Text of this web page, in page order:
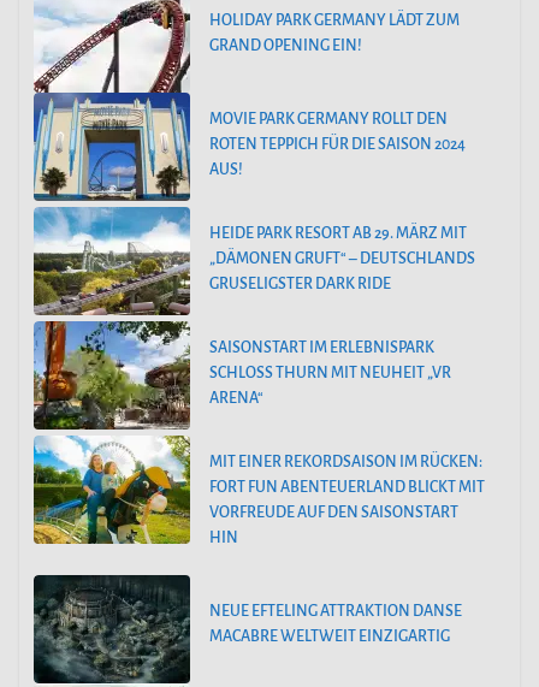
HOLIDAY PARK GERMANY LÄDT ZUM
GRAND OPENING EIN!
MOVIE PARK GERMANY ROLLT DEN
ROTEN TEPPICH FÜR DIE SAISON 2024
AUS!
HEIDE PARK RESORT AB 29. MÄRZ MIT
„DÄMONEN GRUFT“ – DEUTSCHLANDS
GRUSELIGSTER DARK RIDE
SAISONSTART IM ERLEBNISPARK
SCHLOSS THURN MIT NEUHEIT „VR
ARENA“
MIT EINER REKORDSAISON IM RÜCKEN:
FORT FUN ABENTEUERLAND BLICKT MIT
VORFREUDE AUF DEN SAISONSTART
HIN
NEUE EFTELING ATTRAKTION DANSE
MACABRE WELTWEIT EINZIGARTIG